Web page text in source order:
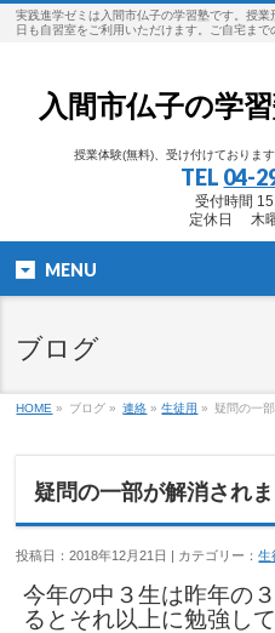
実践進学ゼミは入間市仏子の学習塾です。授
日も自習室をご利用いただけます。ご自宅まで
入間市仏子の学
授業体験(無料)、受け付けておりま
TEL 04-
受付時間
定休日 木
MENU
ブログ
HOME » ブログ » 連絡 »生徒用 » 疑問の一
疑問の一部が解消されま
投稿日：2018年12月21日 | カテゴリー：生
今年の中３生は昨年の
るとそれ以上に勉強し